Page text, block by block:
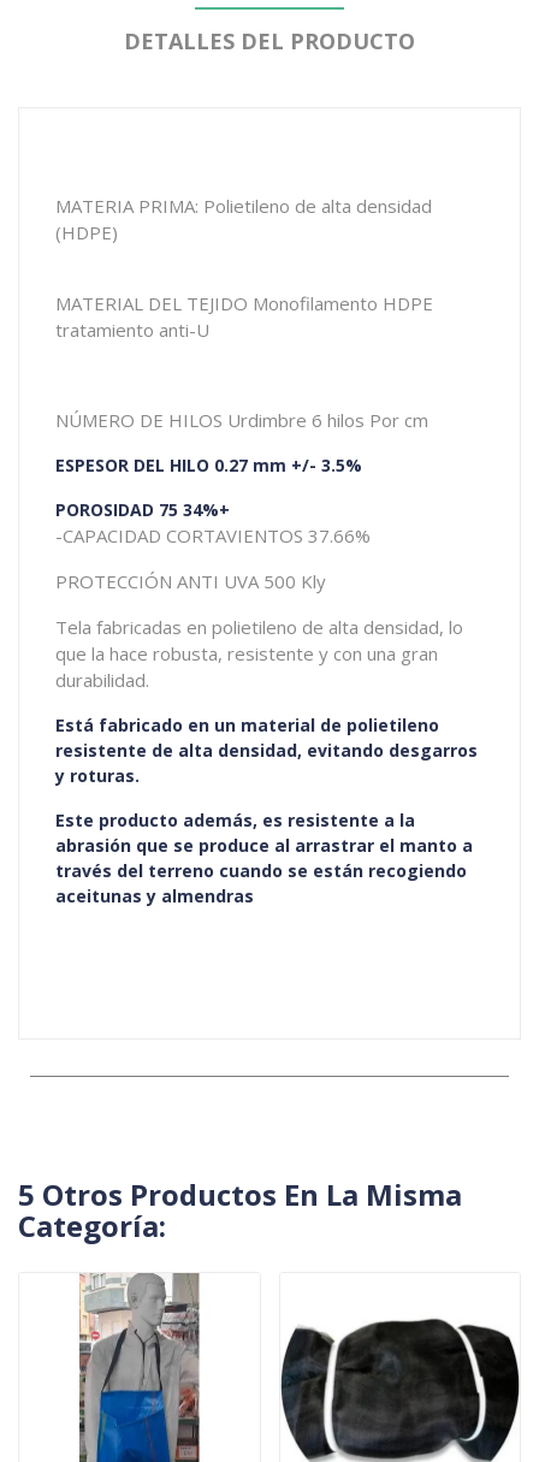
DETALLES DEL PRODUCTO
MATERIA PRIMA: Polietileno de alta densidad
(HDPE)
MATERIAL DEL TEJIDO Monofilamento HDPE
tratamiento anti-U
NÚMERO DE HILOS Urdimbre 6 hilos Por cm
ESPESOR DEL HILO 0.27 mm +/- 3.5%
POROSIDAD 75 34%+
-CAPACIDAD CORTAVIENTOS 37.66%
PROTECCIÓN ANTI UVA 500 Kly
Tela fabricadas en polietileno de alta densidad, lo
que la hace robusta, resistente y con una gran
durabilidad.
Está fabricado en un material de polietileno
resistente de alta densidad, evitando desgarros
y roturas.
Este producto además, es resistente a la
abrasión que se produce al arrastrar el manto a
través del terreno cuando se están recogiendo
aceitunas y almendras
5 Otros Productos En La Misma
Categoría: